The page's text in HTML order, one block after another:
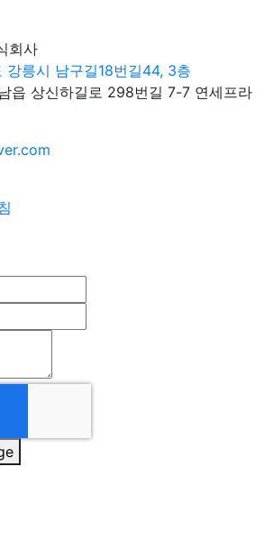
회사
강릉시 남구길18번길44, 3층
읍 상신하길로 298번길 7-7 연세프라